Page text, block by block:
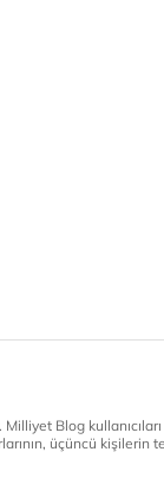
Blog
üçüncü kişilerin